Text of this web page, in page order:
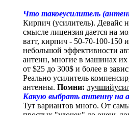
Что такоеусилитель
Кирпич (усилитель). Девайс
смысле лицензия дается на
ватт, кирпич - 50-70-100-150
небольшой эффективности
антенн, многие в машинах
от $25 до 300$ и более в
Реально усилитель
антенны. Помни:
Какую выбрать антенну на
Тут вариантов много. От